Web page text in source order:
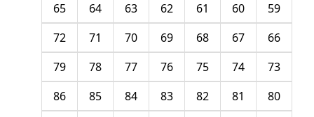
59
60
61
62
63
64
65
66
67
68
69
70
71
72
73
74
75
76
77
78
79
80
81
82
83
84
85
86